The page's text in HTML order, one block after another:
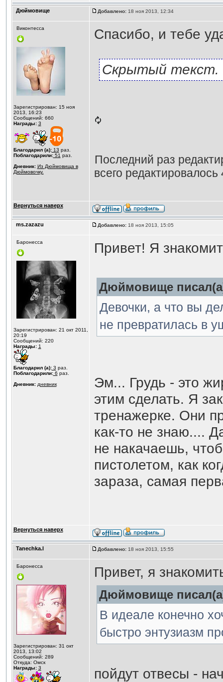
Дюймовище Добавлено:18 ноя 2013, 12:34
Виконтесса
Зарегистрирован: 15 ноя
2013, 16:23
Сообщений: 660
Награды: 3
Благодарил (а):13 раз.
Поблагодарили:51 раз.
Дневник: Из Дюймовища в
Дюймовочку.
Спасибо, и тебе
Скрытый текст.
Последний раз
всего редактировалось
Вернуться наверх
ms.zazazu Добавлено:18 ноя 2013, 15:05
Баронесса
Зарегистрирован: 21 окт 2011,
20:19
Сообщений: 220
Награды: 1
Благодарил (а):3 раз.
Поблагодарили:6 раз.
Дневник: дневник
Привет! Я
Дюймовище
Девочки, а что вы
не превратилась в
Эм... Грудь - это
этим сделать. Я
тренажерке. Они
как-то не знаю....
не накачаешь,
пистолетом, как
зараза, самая
Вернуться наверх
Tanechka.l Добавлено:18 ноя 2013, 15:55
Баронесса
Зарегистрирован: 31 окт
2013, 13:02
Сообщений: 289
Откуда: Омск
Награды: 3
Привет, я
Дюймовище
В идеале конечно
быстро энтузиазм
пойдут отвесы -